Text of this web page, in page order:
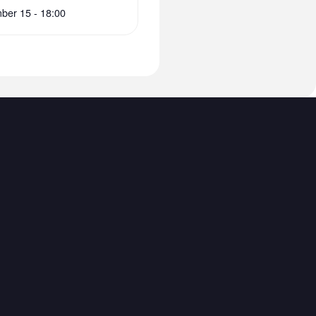
15 - 18:00